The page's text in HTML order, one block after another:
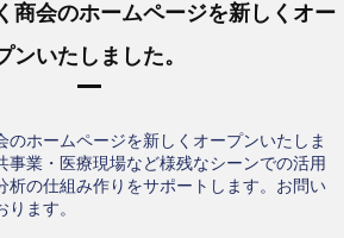
商会のホームページを新しくオー
ンいたしました。
のホームページを新しくオープンいたしま
事業・医療現場など様残なシーンでの活用
析の仕組み作りをサポートします。お問い
ます。